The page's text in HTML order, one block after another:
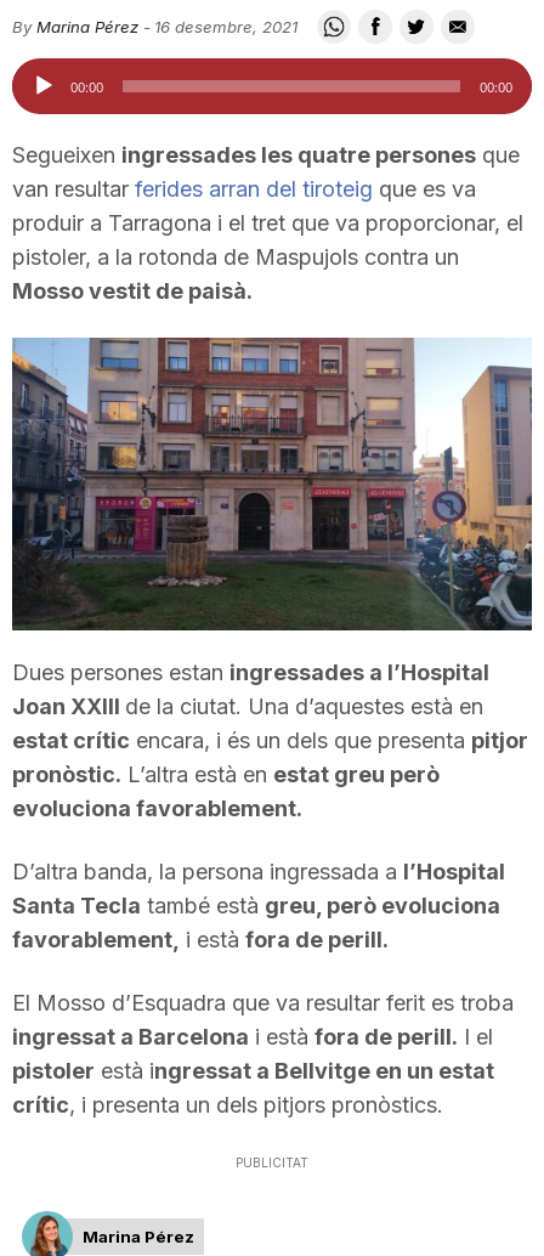
i
t
a
t
d
e
T
r
a
o
n
By Marina Pérez - 16 desembre, 2021
Reproductor
d'àudio
00:00 00:00
Segueixen ingressades les quatre persones que
van resultar ferides arran del tiroteig que es va
produir a Tarragona i el tret que va proporcionar, el
pistoler, a la rotonda de Maspujols contra un
Mosso vestit de paisà.
Dues persones estan ingressades a l’Hospital
Joan XXIII de la ciutat. Una d’aquestes està en
estat crític encara, i és un dels que presenta pitjor
pronòstic. L’altra està en estat greu però
evoluciona favorablement.
D’altra banda, la persona ingressada a l’Hospital
Santa Tecla també està greu, però evoluciona
favorablement, i està fora de perill.
El Mosso d’Esquadra que va resultar ferit es troba
ingressat a Barcelona i està fora de perill. I el
pistoler està ingressat a Bellvitge en un estat
crític, i presenta un dels pitjors pronòstics.
PUBLICITAT
Marina Pérez